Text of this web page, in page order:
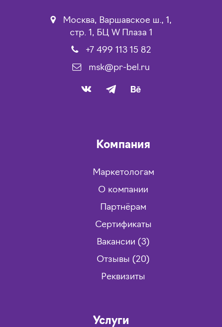
Москва, Варшавское ш., 1,
стр. 1, БЦ W Плаза 1
+7 499 113 15 82
msk@pr-bel.ru
Компания
Маркетологам
О компании
Партнёрам
Сертификаты
Вакансии (3)
Отзывы (20)
Реквизиты
Услуги